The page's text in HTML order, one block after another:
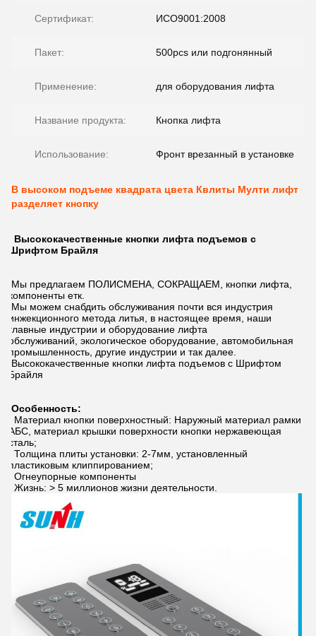
Сертификат: ИСО9001:2008
Пакет: 500pcs или подгонянный
Применение: для оборудования лифта
Название продукта: Кнопка лифта
Использование: Фронт врезанный в установке
В высоком подъеме квадрата цвета Квлиты Мулти лифт
разделяет кнопку
Высококачественные кнопки лифта подъемов с
Шрифтом Брайля
Мы предлагаем ПОЛИСМЕНА, СОКРАЩАЕМ, кнопки лифта,
компоненты етк.
Мы можем снабдить обслуживания почти вся индустрия
инжекционного метода литья, в настоящее время, наши
главные индустрии и оборудование лифта
обслуживаний, экологическое оборудование, автомобильная
промышленность, другие индустрии и так далее.
Высококачественные кнопки лифта подъемов с Шрифтом
Брайля
Особенность:
Материал кнопки поверхностный: Наружный материал рамки
АБС, материал крышки поверхности кнопки нержавеющая
сталь;
Толщина плиты установки: 2-7мм, установленный
пластиковым клиппированием;
Огнеупорные компоненты
Жизнь: > 5 миллионов жизни деятельности.